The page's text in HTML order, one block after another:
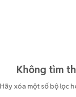
Không tìm
Hãy xóa một số bộ lọc